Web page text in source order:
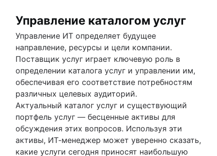
Управление каталогом услуг
Управление ИТ определяет будущее
направление, ресурсы и цели компании.
Поставщик услуг играет ключевую роль в
определении каталога услуг и управлении им,
обеспечивая его соответствие потребностям
различных целевых аудиторий.
Актуальный каталог услуг и существующий
портфель услуг — бесценные активы для
обсуждения этих вопросов. Используя эти
активы, ИТ-менеджер может уверенно сказать,
какие услуги сегодня приносят наибольшую